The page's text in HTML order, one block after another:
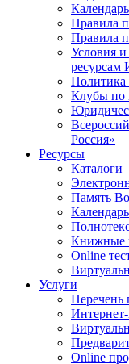
Правила
Правила
Условия и
ресурсам
Политика
Клубы по
Россия»
Ресурсы
Каталоги
Память
Книжные
Online
Услуги
Перечень
Online